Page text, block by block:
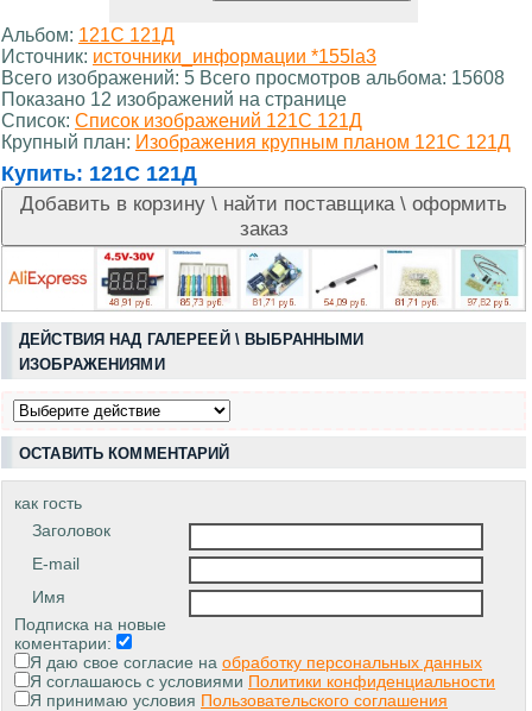
Альбом: 121С 121Д
Источник: источники_информации *155la3
Всего изображений: 5 Всего просмотров альбома: 15608
Показано 12 изображений на странице
Список: Список изображений 121С 121Д
Крупный план: Изображения крупным планом 121С 121Д
Купить: 121С 121Д
ДЕЙСТВИЯ НАД ГАЛЕРЕЕЙ \ ВЫБРАННЫМИ
ИЗОБРАЖЕНИЯМИ
ОСТАВИТЬ КОММЕНТАРИЙ
как гость
Заголовок
E-mail
Имя
Подписка на новые
коментарии:
Я даю свое согласие на обработку персональных данных
Я соглашаюсь с условиями Политики конфиденциальности
Я принимаю условия Пользовательского соглашения